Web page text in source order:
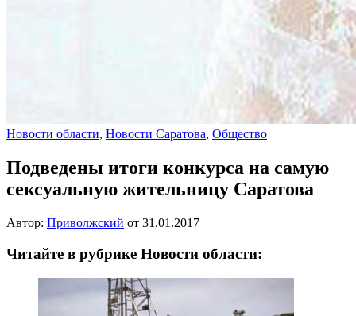
Новости области, Новости Саратова, Общество
Подведены итоги конкурса на самую
сексуальную жительницу Саратова
Автор: Приволжский от 31.01.2017
Читайте в рубрике Новости области: